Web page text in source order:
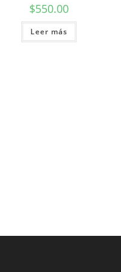
$550.00
Leer más